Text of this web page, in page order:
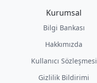
Kurumsal
Bilgi Bankası
Hakkımızda
Kullanıcı Sözleşmesi
Gizlilik Bildirimi